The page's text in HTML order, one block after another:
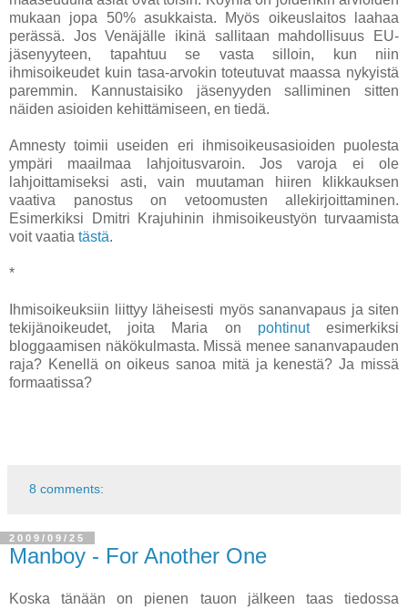
mukaan jopa 50% asukkaista. Myös oikeuslaitos laahaa
perässä. Jos Venäjälle ikinä sallitaan mahdollisuus EU-
jäsenyyteen, tapahtuu se vasta silloin, kun niin
ihmisoikeudet kuin tasa-arvokin toteutuvat maassa nykyistä
paremmin. Kannustaisiko jäsenyyden salliminen sitten
näiden asioiden kehittämiseen, en tiedä.
Amnesty toimii useiden eri ihmisoikeusasioiden puolesta
ympäri maailmaa lahjoitusvaroin. Jos varoja ei ole
lahjoittamiseksi asti, vain muutaman hiiren klikkauksen
vaativa panostus on vetoomusten allekirjoittaminen.
Esimerkiksi Dmitri Krajuhinin ihmisoikeustyön turvaamista
voit vaatia tästä.
*
Ihmisoikeuksiin liittyy läheisesti myös sananvapaus ja siten
tekijänoikeudet, joita Maria on pohtinutesimerkiksi
bloggaamisen näkökulmasta. Missä menee sananvapauden
raja? Kenellä on oikeus sanoa mitä ja kenestä? Ja missä
formaatissa?
8 comments:
2009/09/25
Manboy - For Another One
Koska tänään on pienen tauon jälkeen taas tiedossa